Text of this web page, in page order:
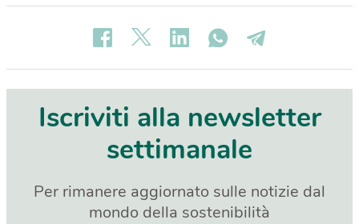
Iscriviti alla newsletter
settimanale
Per rimanere aggiornato sulle notizie dal
mondo della sostenibilità